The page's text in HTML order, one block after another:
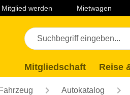
Fußzeile
Mitglied werden Mietwagen
Mitgliedschaft Reise
Autokatalog